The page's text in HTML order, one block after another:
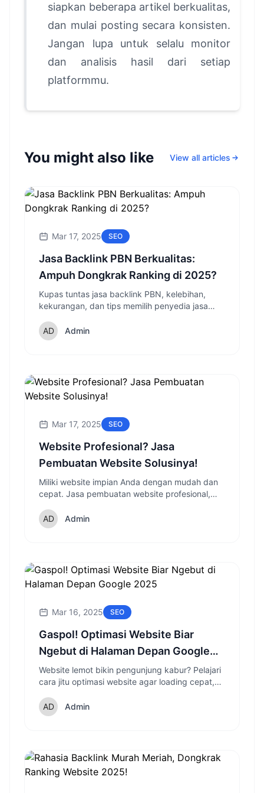
siapkan beberapa artikel berkualitas,
dan mulai posting secara konsisten.
Jangan lupa untuk selalu monitor
dan analisis hasil dari setiap
platformmu.
You might also like View all articles
Mar 17, 2025 SEO
Jasa Backlink PBN Berkualitas:
Ampuh Dongkrak Ranking di 2025?
Kupas tuntas jasa backlink PBN, kelebihan,
kekurangan, dan tips memilih penyedia jasa
Anda!
Admin
Mar 17, 2025 SEO
Website Profesional? Jasa
Pembuatan Website Solusinya!
Miliki website impian Anda dengan mudah dan
cepat. Jasa pembuatan website profesional,
Admin
Mar 16, 2025 SEO
Gaspol! Optimasi Website Biar
Ngebut di Halaman Depan Google
2025
Website lemot bikin pengunjung kabur? Pelajari
cara jitu optimasi website agar loading cepat,
mantap!Admin